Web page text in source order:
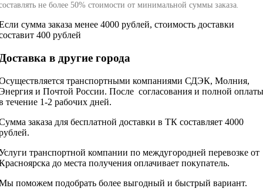
не более 50% стоимости от минимальной суммы заказа.
сумма заказа менее 4000 рублей, стоимость доставки
400 рублей
в другие города
транспортными компаниями СДЭК, Молния,
и Почтой России. После согласования и полной оплаты
течение 1-2 рабочих дней.
заказа для бесплатной доставки в ТК составляет 4000
транспортной компании по междугородней перевозке от
до места получения оплачивает покупатель.
поможем подобрать более выгодный и быстрый вариант.